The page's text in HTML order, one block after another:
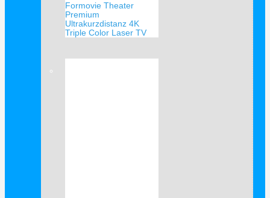
Formovie Theater
Premium
Ultrakurzdistanz 4K
Triple Color Laser TV